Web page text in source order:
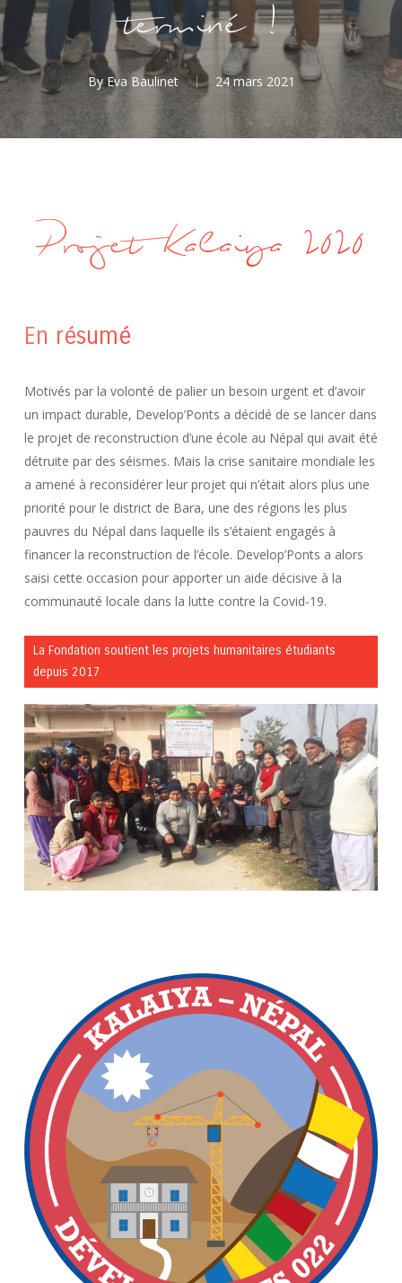
terminé !
By Eva Baulinet 24 mars 2021
Projet Kalaiya 2020
En résumé
Motivés par la volonté de palier un besoin urgent et d’avoir
un impact durable, Develop’Ponts a décidé de se lancer dans
le projet de reconstruction d’une école au Népal qui avait été
détruite par des séismes. Mais la crise sanitaire mondiale les
a amené à reconsidérer leur projet qui n’était alors plus une
priorité pour le district de Bara, une des régions les plus
pauvres du Népal dans laquelle ils s’étaient engagés à
financer la reconstruction de l’école. Develop’Ponts a alors
saisi cette occasion pour apporter un aide décisive à la
communauté locale dans la lutte contre la Covid-19.
La Fondation soutient les projets humanitaires étudiants
depuis 2017